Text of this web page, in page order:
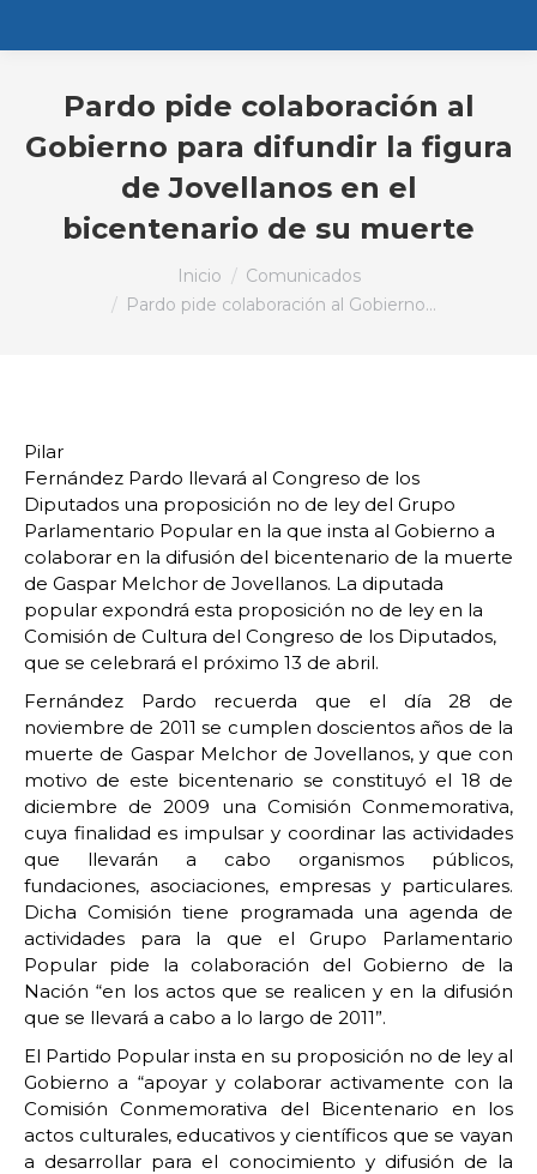
Pardo pide colaboración al
Gobierno para difundir la figura
de Jovellanos en el
bicentenario de su muerte
Inicio
Comunicados
Pardo pide colaboración al Gobierno…
Pilar
Fernández Pardo llevará al Congreso de los
Diputados una proposición no de ley del Grupo
Parlamentario Popular en la que insta al Gobierno a
colaborar en la difusión del bicentenario de la muerte
de Gaspar Melchor de Jovellanos. La diputada
popular expondrá esta proposición no de ley en la
Comisión de Cultura del Congreso de los Diputados,
que se celebrará el próximo 13 de abril.
Fernández Pardo recuerda que el día 28 de
noviembre de 2011 se cumplen doscientos años de la
muerte de Gaspar Melchor de Jovellanos, y que con
motivo de este bicentenario se constituyó el 18 de
diciembre de 2009 una Comisión Conmemorativa,
cuya finalidad es impulsar y coordinar las actividades
que llevarán a cabo organismos públicos,
fundaciones, asociaciones, empresas y particulares.
Dicha Comisión tiene programada una agenda de
actividades para la que el Grupo Parlamentario
Popular pide la colaboración del Gobierno de la
Nación “en los actos que se realicen y en la difusión
que se llevará a cabo a lo largo de 2011”.
El Partido Popular insta en su proposición no de ley al
Gobierno a “apoyar y colaborar activamente con la
Comisión Conmemorativa del Bicentenario en los
actos culturales, educativos y científicos que se vayan
a desarrollar para el conocimiento y difusión de la